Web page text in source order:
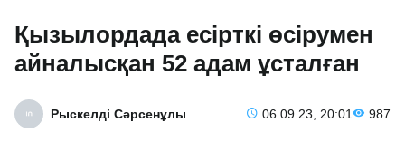
Қызылордада есірткі өсірумен
айналысқан 52 адам ұсталған
Рыскелді Сәрсенұлы 06.09.23, 20:01 987